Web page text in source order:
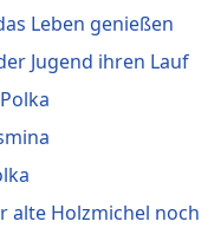
Leben genießen
Jugend ihren Lauf
alte Holzmichel noch